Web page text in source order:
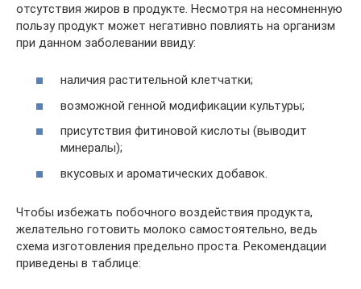
отсутствия жиров в продукте. Несмотря на несомненную
пользу продукт может негативно повлиять на организм
при данном заболевании ввиду:
наличия растительной клетчатки;
возможной генной модификации культуры;
присутствия фитиновой кислоты (выводит
минералы);
вкусовых и ароматических добавок.
Чтобы избежать побочного воздействия продукта,
желательно готовить молоко самостоятельно, ведь
схема изготовления предельно проста. Рекомендации
приведены в таблице: